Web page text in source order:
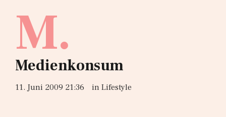
M.
Medienkonsum
11. Juni 2009 21:36 in Lifestyle